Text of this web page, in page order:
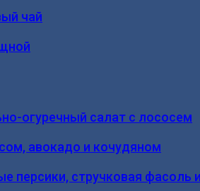
чай
огуречный салат с лососем
авокадо и кочудяном
персики, стручковая фасоль